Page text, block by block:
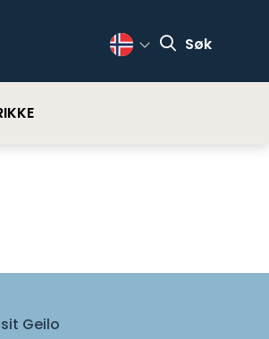
Change Language
Søk
Geilo